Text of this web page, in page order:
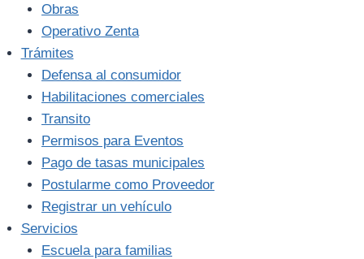
Obras
Operativo Zenta
Trámites
Defensa al consumidor
Habilitaciones comerciales
Transito
Permisos para Eventos
Pago de tasas municipales
Postularme como Proveedor
Registrar un vehículo
Servicios
Escuela para familias